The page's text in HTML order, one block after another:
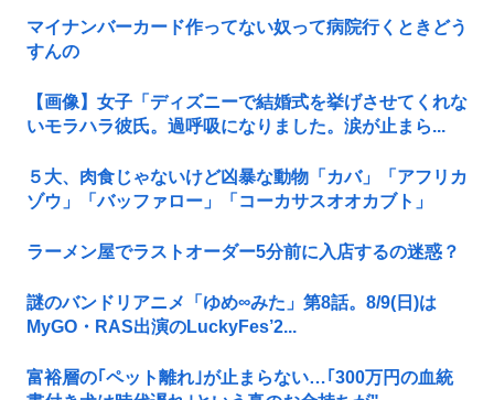
マイナンバーカード作ってない奴って病院行くときどう
すんの
【画像】女子「ディズニーで結婚式を挙げさせてくれな
いモラハラ彼氏。過呼吸になりました。涙が止まら...
５大、肉食じゃないけど凶暴な動物「カバ」「アフリカ
ゾウ」「バッファロー」「コーカサスオオカブト」
ラーメン屋でラストオーダー5分前に入店するの迷惑？
謎のバンドリアニメ「ゆめ∞みた」第8話。8/9(日)は
MyGO・RAS出演のLuckyFes’2...
富裕層の｢ペット離れ｣が止まらない…｢300万円の血統